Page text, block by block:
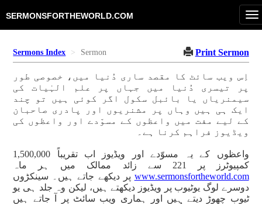
SERMONSFORTHEWORLD.COM
Sermons Index Sermon Print Sermon
اِس ویب سائٹ کا مقصد ساری دُنیا میں، خصوصی طور
پر تیسری دُنیا میں جہاں پر علم الہٰیات کی
سیمنریاں یا بائبل سکول اگر کوئی ہیں تو چند
ایک ہی ہیں وہاں پر مشنریوں اور پادری صاحبان
کے لیے مفت میں واعظوں کے مسوّدے اور واعظوں کی
ویڈیوز فراہم کرنا ہے۔
واعظوں کے یہ مسوّدے اور ویڈیوز اب تقریباً 1,500,000
کمپیوٹرز پر 221 سے زائد ممالک میں ہر ماہ
www.sermonsfortheworld.com پر دیکھے جاتے ہیں۔ سینکڑوں
دوسرے لوگ یوٹیوب پر ویڈیوز دیکھتے ہیں، لیکن وہ جلد ہی یو
ٹیوب چھوڑ دیتے ہیں اور ہماری ویب سائٹ پر آ جاتے ہیں